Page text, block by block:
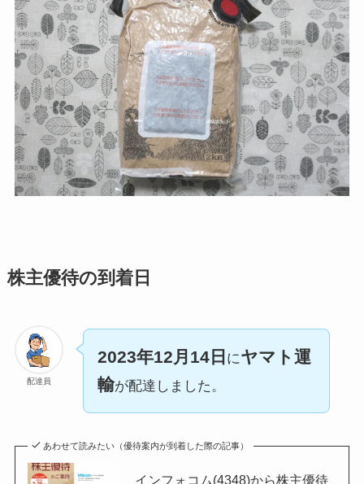
株主優待の到着日
配達員
2023年12月14日 にヤマト運
輸が配達しました。
あわせて読みたい（優待案内が到着した際の記事）
インフォコム(4348)から株主優待